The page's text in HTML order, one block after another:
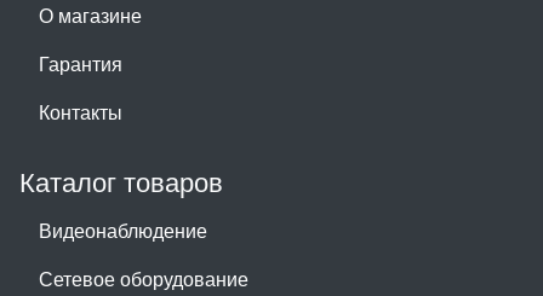
О магазине
Гарантия
Контакты
Каталог товаров
Видеонаблюдение
Сетевое оборудование